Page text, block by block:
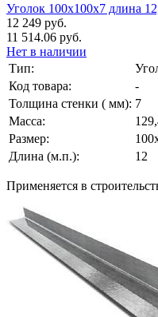
Уголок 100х100х7 длина
12 249 руб.
11 514.06 руб.
Нет в наличии
Тип:
Код товара:
-
Толщина стенки ( мм): 7
Масса:
Размер:
Длина (м.п.):
12
Применяется в